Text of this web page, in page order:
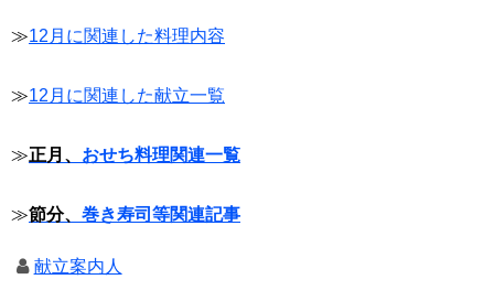
≫12月に関連した料理内容
≫12月に関連した献立一覧
≫正月、 おせち料理関連一覧
≫節分、 巻き寿司等関連記事
献立案内人